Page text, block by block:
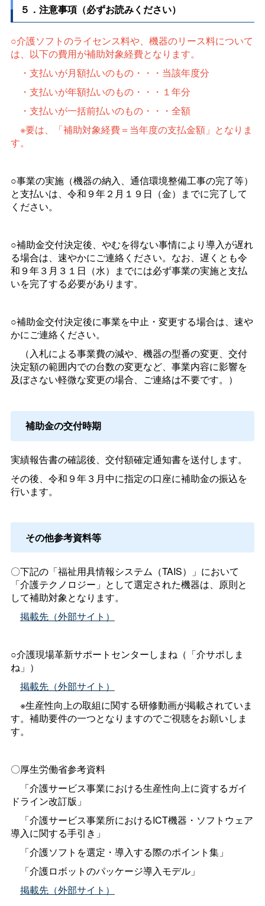
５．注意事項（必ずお読みください）
○介護ソフトのライセンス料や、機器のリース料について
は、以下の費用が補助対象経費となります。
・支払いが月額払いのもの・・・当該年度分
・支払いが年額払いのもの・・・１年分
・支払いが一括前払いのもの・・・全額
※要は、「補助対象経費＝当年度の支払金額」となりま
す。
○事業の実施（機器の納入、通信環境整備工事の完了等）
と支払いは、令和９年２月１９日（金）までに完了して
ください。
○補助金交付決定後、やむを得ない事情により導入が遅れ
る場合は、速やかにご連絡ください。なお、遅くとも令
和９年３月３１日（水）までには必ず事業の実施と支払
いを完了する必要があります。
○補助金交付決定後に事業を中止・変更する場合は、速や
かにご連絡ください。
（入札による事業費の減や、機器の型番の変更、交付
決定額の範囲内での台数の変更など、事業内容に影響を
及ぼさない軽微な変更の場合、ご連絡は不要です。）
補助金の交付時期
実績報告書の確認後、交付額確定通知書を送付します。
その後、令和９年３月中に指定の口座に補助金の振込を
行います。
その他参考資料等
〇下記の「福祉用具情報システム（TAIS）」において
「介護テクノロジー」として選定された機器は、原則と
して補助対象となります。
掲載先（外部サイト）
○介護現場革新サポートセンターしまね（「介サポしま
ね」）
掲載先（外部サイト）
※生産性向上の取組に関する研修動画が掲載されていま
す。補助要件の一つとなりますのでご視聴をお願いしま
す。
〇厚生労働省参考資料
「介護サービス事業における生産性向上に資するガイ
ドライン改訂版」
「介護サービス事業所におけるICT機器・ソフトウェア
導入に関する手引き」
「介護ソフトを選定・導入する際のポイント集」
「介護ロボットのパッケージ導入モデル」
掲載先（外部サイト）